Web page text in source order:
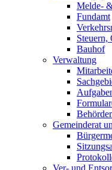
Melde-
Fundamt
Steuern,
Bauhof
Verwaltung
Gemeinderat
Ver- und